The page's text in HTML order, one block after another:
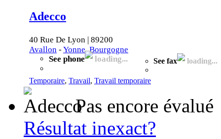
Adecco
40 Rue De Lyon | 89200
Avallon - Yonne, Bourgogne
See phone
loading... See fax loading...
Temporaire, Travail, Travail temporaire
Pas encore évalué
Résultat inexact?